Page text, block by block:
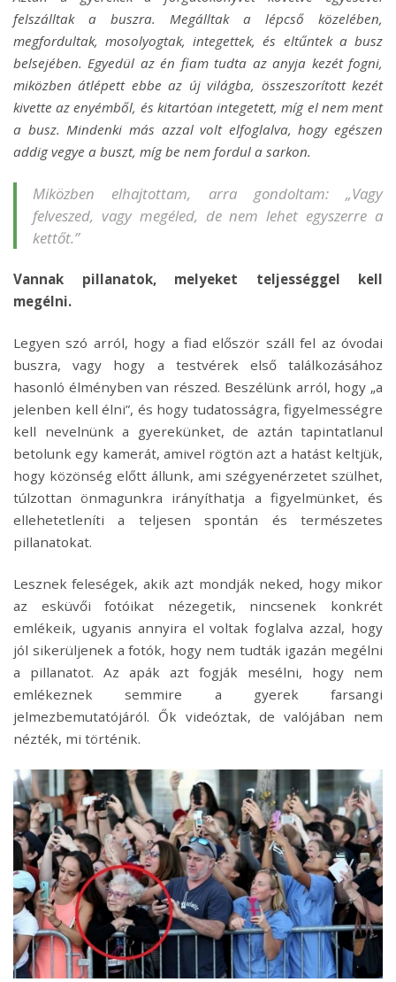
felszálltak a buszra. Megálltak a lépcső közelében,
megfordultak, mosolyogtak, integettek, és eltűntek a busz
belsejében. Egyedül az én fiam tudta az anyja kezét fogni,
miközben átlépett ebbe az új világba, összeszorított kezét
kivette az enyémből, és kitartóan integetett, míg el nem ment
a busz. Mindenki más azzal volt elfoglalva, hogy egészen
addig vegye a buszt, míg be nem fordul a sarkon.
Miközben elhajtottam, arra gondoltam: „Vagy
felveszed, vagy megéled, de nem lehet egyszerre a
kettőt.”
Vannak pillanatok, melyeket teljességgel kell
megélni.
Legyen szó arról, hogy a fiad először száll fel az óvodai
buszra, vagy hogy a testvérek első találkozásához
hasonló élményben van részed. Beszélünk arról, hogy „a
jelenben kell élni”, és hogy tudatosságra, figyelmességre
kell nevelnünk a gyerekünket, de aztán tapintatlanul
betolunk egy kamerát, amivel rögtön azt a hatást keltjük,
hogy közönség előtt állunk, ami szégyenérzetet szülhet,
túlzottan önmagunkra irányíthatja a figyelmünket, és
ellehetetleníti a teljesen spontán és természetes
pillanatokat.
Lesznek feleségek, akik azt mondják neked, hogy mikor
az esküvői fotóikat nézegetik, nincsenek konkrét
emlékeik, ugyanis annyira el voltak foglalva azzal, hogy
jól sikerüljenek a fotók, hogy nem tudták igazán megélni
a pillanatot. Az apák azt fogják mesélni, hogy nem
emlékeznek semmire a gyerek farsangi
jelmezbemutatójáról. Ők videóztak, de valójában nem
nézték, mi történik.